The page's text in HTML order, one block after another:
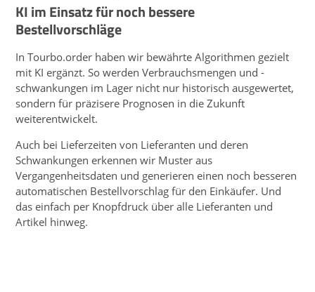
KI im Einsatz für noch bessere
Bestellvorschläge
In Tourbo.order haben wir bewährte Algorithmen gezielt
mit KI ergänzt. So werden Verbrauchsmengen und -
schwankungen im Lager nicht nur historisch ausgewertet,
sondern für präzisere Prognosen in die Zukunft
weiterentwickelt.
Auch bei Lieferzeiten von Lieferanten und deren
Schwankungen erkennen wir Muster aus
Vergangenheitsdaten und generieren einen noch besseren
automatischen Bestellvorschlag für den Einkäufer. Und
das einfach per Knopfdruck über alle Lieferanten und
Artikel hinweg.